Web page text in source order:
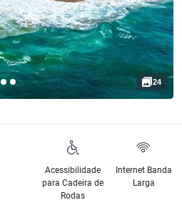
24
Acessibilidade
para Cadeira de
Rodas
Internet Banda
Larga